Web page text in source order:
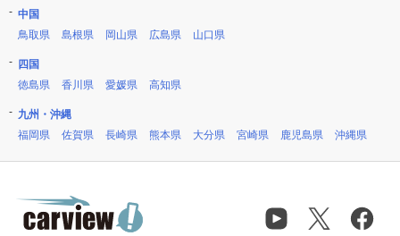
中国
鳥取県
島根県 岡山県 広島県 山口県
四国
徳島県
香川県 愛媛県 高知県
九州・沖縄
福岡県
佐賀県 長崎県 熊本県 大分県 宮崎県 鹿児島県 沖縄県